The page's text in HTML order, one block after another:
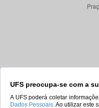
UFS preocupa-se com a
A UFS poderá coletar
Dados Pessoais.Ao utilizar este